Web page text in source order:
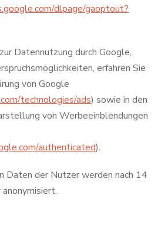
dlpage/gaoptout?
Datennutzung durch Google,
erfahren Sie
von Google
technologies/ads) sowie in den
von Werbeeinblendungen
authenticated).
Daten der Nutzer werden nach 14